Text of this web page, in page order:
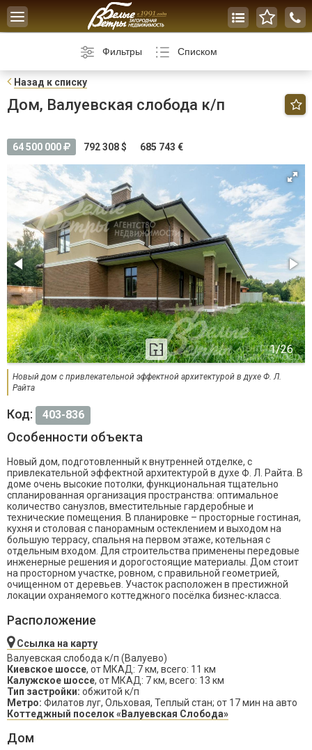
Toggle
navigation
Фильтры Списком
Назад к списку
Дом, Валуевская слобода к/п
64 500 000 792 308 $ 685 743 €
Новый дом с привлекательной эффектной архитектурой в духе Ф. Л.
Райта
Код: 403-836
Особенности объекта
Новый дом, подготовленный к внутренней отделке, с
привлекательной эффектной архитектурой в духе Ф. Л. Райта. В
доме очень высокие потолки, функциональная тщательно
спланированная организация пространства: оптимальное
количество санузлов, вместительные гардеробные и
технические помещения. В планировке – просторные гостиная,
кухня и столовая с панорамным остеклением и выходом на
большую террасу, спальня на первом этаже, котельная с
отдельным входом. Для строительства применены передовые
инженерные решения и дорогостоящие материалы. Дом стоит
на просторном участке, ровном, с правильной геометрией,
очищенном от деревьев. Участок расположен в престижной
локации охраняемого коттеджного посёлка бизнес-класса.
Расположение
Ссылка на карту
Валуевская слобода к/п (Валуево)
Киевское шоссе, от МКАД: 7 км, всего: 11 км
Калужское шоссе, от МКАД: 7 км, всего: 13 км
Тип застройки: обжитой к/п
Метро: Филатов луг, Ольховая, Теплый стан; от 17 мин на авто
Коттеджный поселок «Валуевская Слобода»
Дом